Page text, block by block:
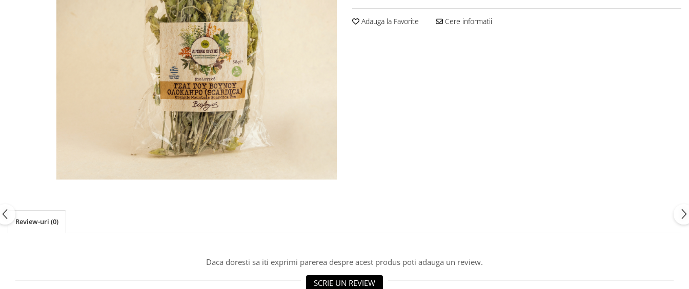
CREME ȘI PASTE TARTINABILE
Adauga la Favorite Cere informatii
Review-uri (0)
Daca doresti sa iti exprimi parerea despre acest produs poti adauga un review.
SCRIE UN REVIEW